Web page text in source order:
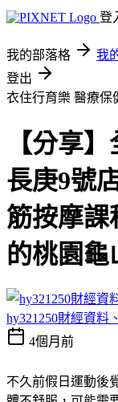
登
我的部落格 我
登出
衣住行育樂 醫療保
【分享
長庚9號
筋按摩課
的桃園龜
hy321250財經資料
4個月前
不久前假日運動後